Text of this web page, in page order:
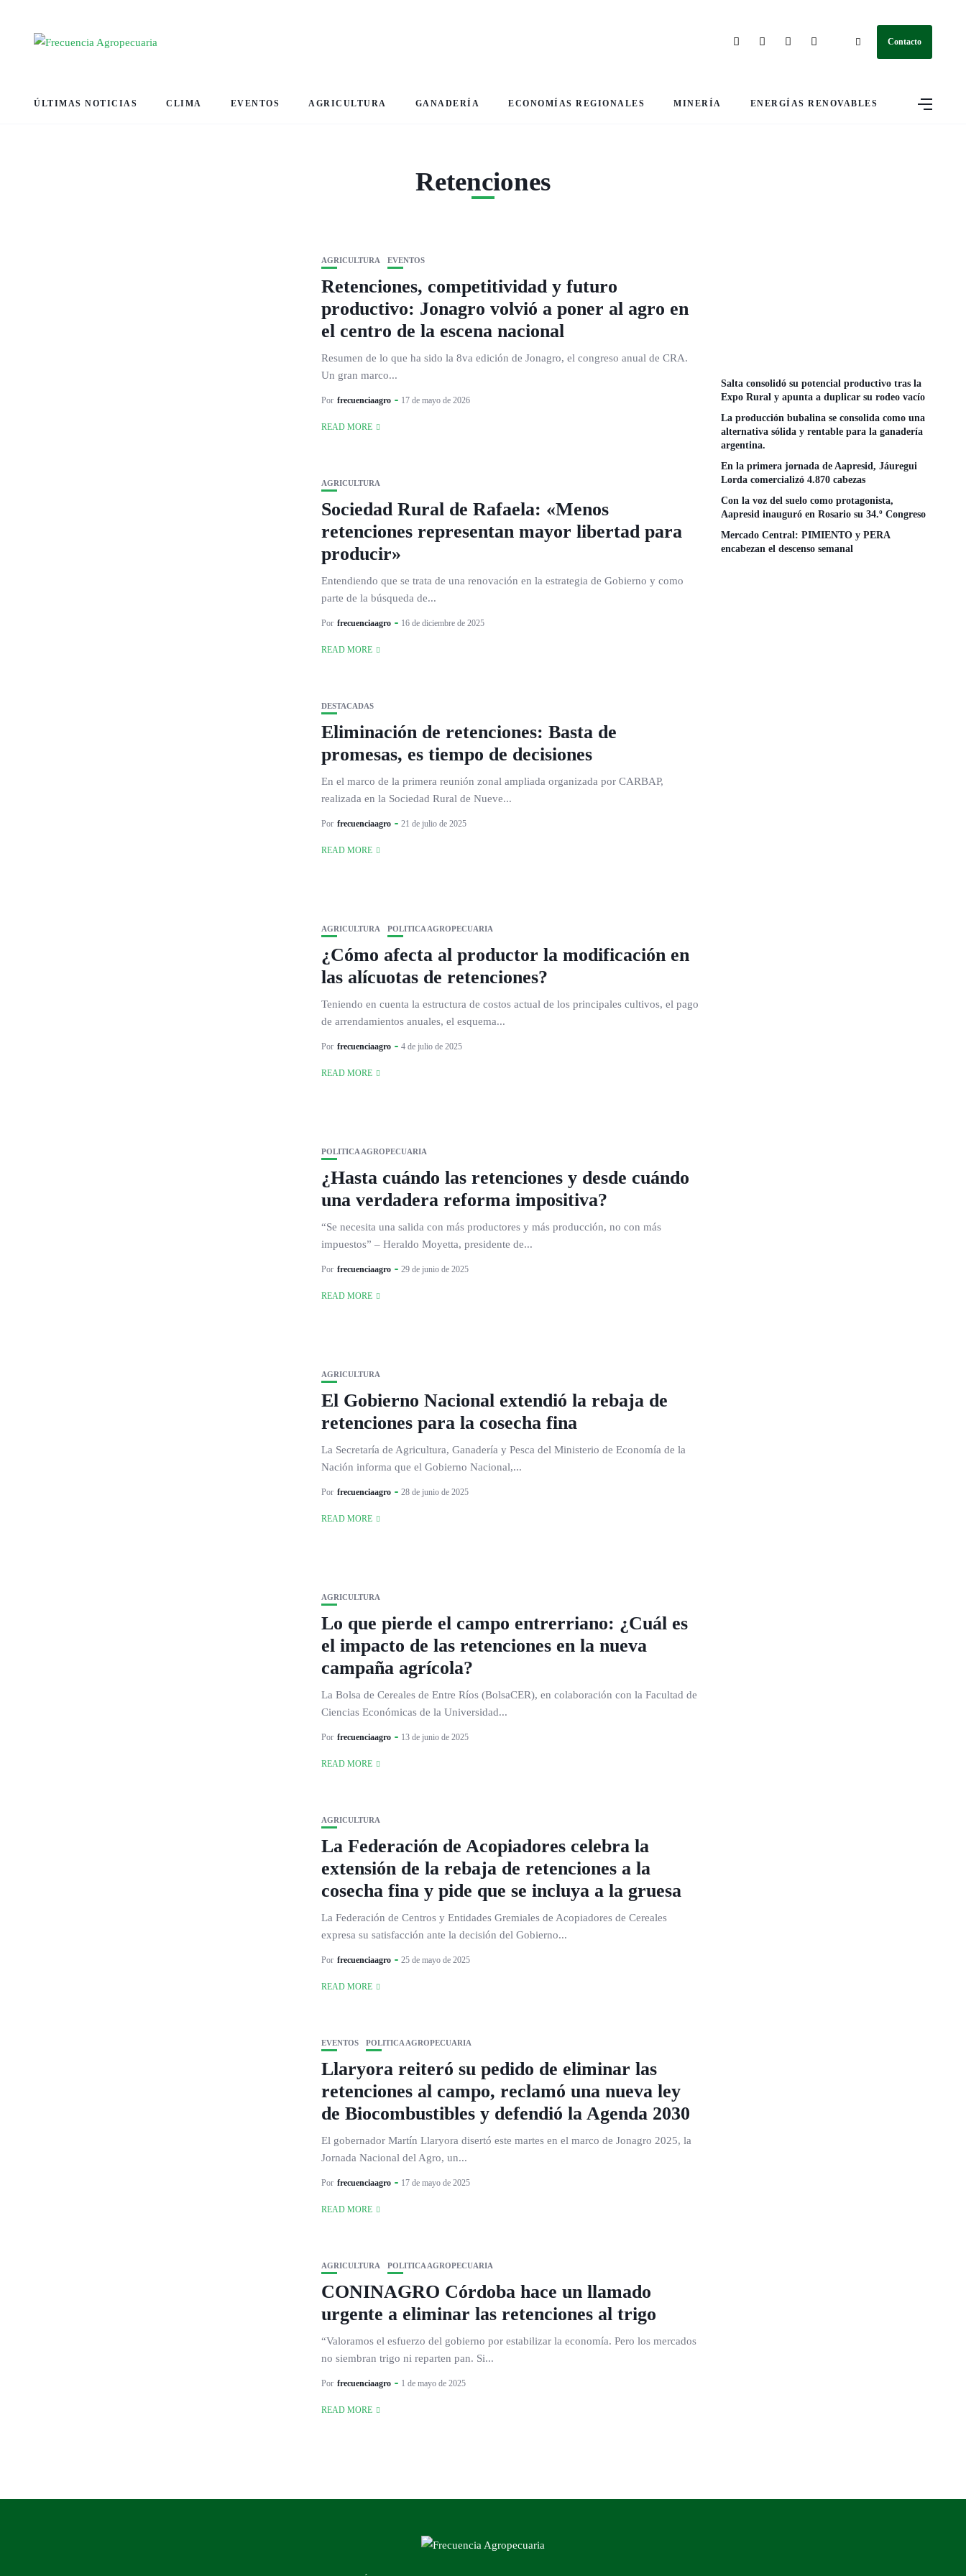
Contacto
ÚLTIMAS NOTICIAS CLIMA EVENTOS AGRICULTURA GANADERÍA ECONOMÍAS REGIONALES MINERÍA ENERGÍAS RENOVABLES
Retenciones
AGRICULTURA EVENTOS
Retenciones, competitividad y futuro
productivo: Jonagro volvió a poner al agro en
el centro de la escena nacional
Resumen de lo que ha sido la 8va edición de Jonagro, el congreso anual de CRA.
Un gran marco...
Por frecuenciaagro 17 de mayo de 2026
READ MORE
AGRICULTURA
Sociedad Rural de Rafaela: «Menos
retenciones representan mayor libertad para
producir»
Entendiendo que se trata de una renovación en la estrategia de Gobierno y como
parte de la búsqueda de...
Por frecuenciaagro 16 de diciembre de 2025
READ MORE
DESTACADAS
Eliminación de retenciones: Basta de
promesas, es tiempo de decisiones
En el marco de la primera reunión zonal ampliada organizada por CARBAP,
realizada en la Sociedad Rural de Nueve...
Por frecuenciaagro 21 de julio de 2025
READ MORE
AGRICULTURA POLITICA AGROPECUARIA
¿Cómo afecta al productor la modificación en
las alícuotas de retenciones?
Teniendo en cuenta la estructura de costos actual de los principales cultivos, el pago
de arrendamientos anuales, el esquema...
Por frecuenciaagro 4 de julio de 2025
READ MORE
POLITICA AGROPECUARIA
¿Hasta cuándo las retenciones y desde cuándo
una verdadera reforma impositiva?
“Se necesita una salida con más productores y más producción, no con más
impuestos” – Heraldo Moyetta, presidente de...
Por frecuenciaagro 29 de junio de 2025
READ MORE
AGRICULTURA
El Gobierno Nacional extendió la rebaja de
retenciones para la cosecha fina
La Secretaría de Agricultura, Ganadería y Pesca del Ministerio de Economía de la
Nación informa que el Gobierno Nacional,...
Por frecuenciaagro 28 de junio de 2025
READ MORE
AGRICULTURA
Lo que pierde el campo entrerriano: ¿Cuál es
el impacto de las retenciones en la nueva
campaña agrícola?
La Bolsa de Cereales de Entre Ríos (BolsaCER), en colaboración con la Facultad de
Ciencias Económicas de la Universidad...
Por frecuenciaagro 13 de junio de 2025
READ MORE
AGRICULTURA
La Federación de Acopiadores celebra la
extensión de la rebaja de retenciones a la
cosecha fina y pide que se incluya a la gruesa
La Federación de Centros y Entidades Gremiales de Acopiadores de Cereales
expresa su satisfacción ante la decisión del Gobierno...
Por frecuenciaagro 25 de mayo de 2025
READ MORE
EVENTOS POLITICA AGROPECUARIA
Llaryora reiteró su pedido de eliminar las
retenciones al campo, reclamó una nueva ley
de Biocombustibles y defendió la Agenda 2030
El gobernador Martín Llaryora disertó este martes en el marco de Jonagro 2025, la
Jornada Nacional del Agro, un...
Por frecuenciaagro 17 de mayo de 2025
READ MORE
AGRICULTURA POLITICA AGROPECUARIA
CONINAGRO Córdoba hace un llamado
urgente a eliminar las retenciones al trigo
“Valoramos el esfuerzo del gobierno por estabilizar la economía. Pero los mercados
no siembran trigo ni reparten pan. Si...
Por frecuenciaagro 1 de mayo de 2025
READ MORE
Salta consolidó su potencial productivo tras la
Expo Rural y apunta a duplicar su rodeo vacío
La producción bubalina se consolida como una
alternativa sólida y rentable para la ganadería
argentina.
En la primera jornada de Aapresid, Jáuregui
Lorda comercializó 4.870 cabezas
Con la voz del suelo como protagonista,
Aapresid inauguró en Rosario su 34.º Congreso
Mercado Central: PIMIENTO y PERA
encabezan el descenso semanal